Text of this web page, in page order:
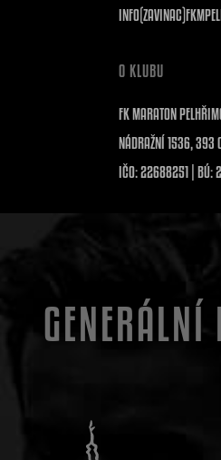
O KLUBU
FK MARATON
NÁDRAŽNÍ 1536, 393
IČO: 22688251 |
GENERÁLNÍ